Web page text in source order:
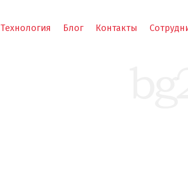
Технология Блог Контакты